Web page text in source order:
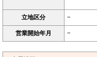
立地区分 −
営業開始年月 −